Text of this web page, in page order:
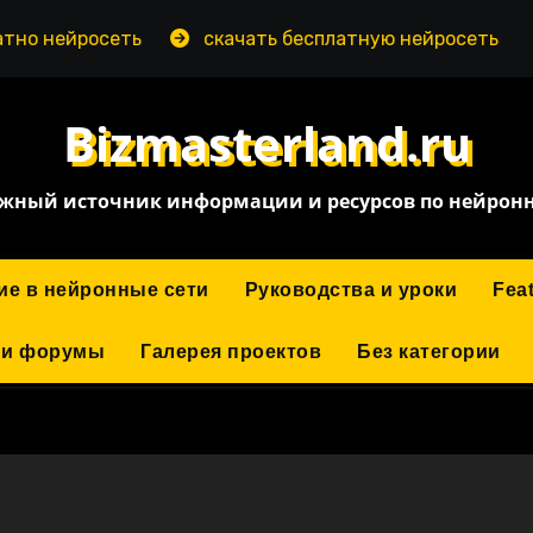
нейросеть скачать бесплатную нейросеть на пк
Bizmasterland.ru
источник информации и ресурсов по
в нейронные сети Руководства и уроки
и форумы Галерея проектов Без категории